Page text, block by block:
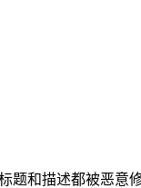
和描述都被恶意